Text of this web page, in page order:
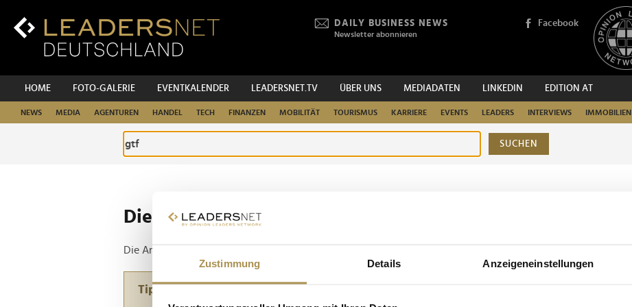
Zustimmung Details Anzeigeneinstellungen
Inhalt
DAILY BUSINESS NEWS
Newsletter abonnieren
Facebook
HOME FOTO-GALERIE EVENTKALENDER LEADERSNET.TV ÜBER UNS MEDIADATEN LINKEDIN EDITION AT
NEWS MEDIA AGENTUREN HANDEL TECH FINANZEN MOBILITÄT TOURISMUS KARRIERE EVENTS LEADERS INTERVIEWS IMMOBILIEN
SUCHEN
Die ganze Website durchsuchen
Die Anfrage ergab 1 Treffer.
Tipp